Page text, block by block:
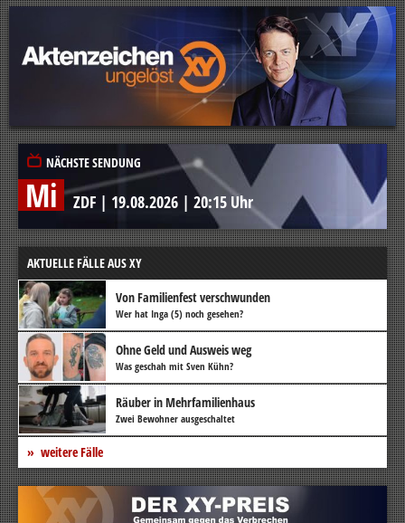
NÄCHSTE SENDUNG
Mi ZDF | 19.08.2026 | 20:15 Uhr
AKTUELLE FÄLLE AUS XY
Von Familienfest verschwunden
Wer hat Inga (5) noch gesehen?
Ohne Geld und Ausweis weg
Was geschah mit Sven Kühn?
Räuber in Mehrfamilienhaus
Zwei Bewohner ausgeschaltet
weitere Fälle